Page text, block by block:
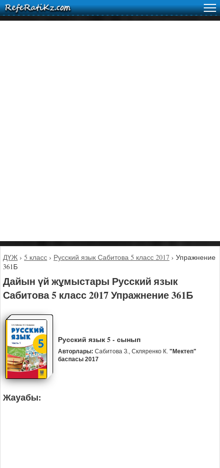
ДҮЖ › 5 класс › Русский язык Сабитова 5 класс 2017 › Упражнение
361Б
Дайын үй жұмыстары Русский язык
Сабитова 5 класс 2017 Упражнение 361Б
Русский язык 5 - сынып
Авторлары: Сабитова З., Скляренко К. "Мектеп"
баспасы 2017
Жауабы: